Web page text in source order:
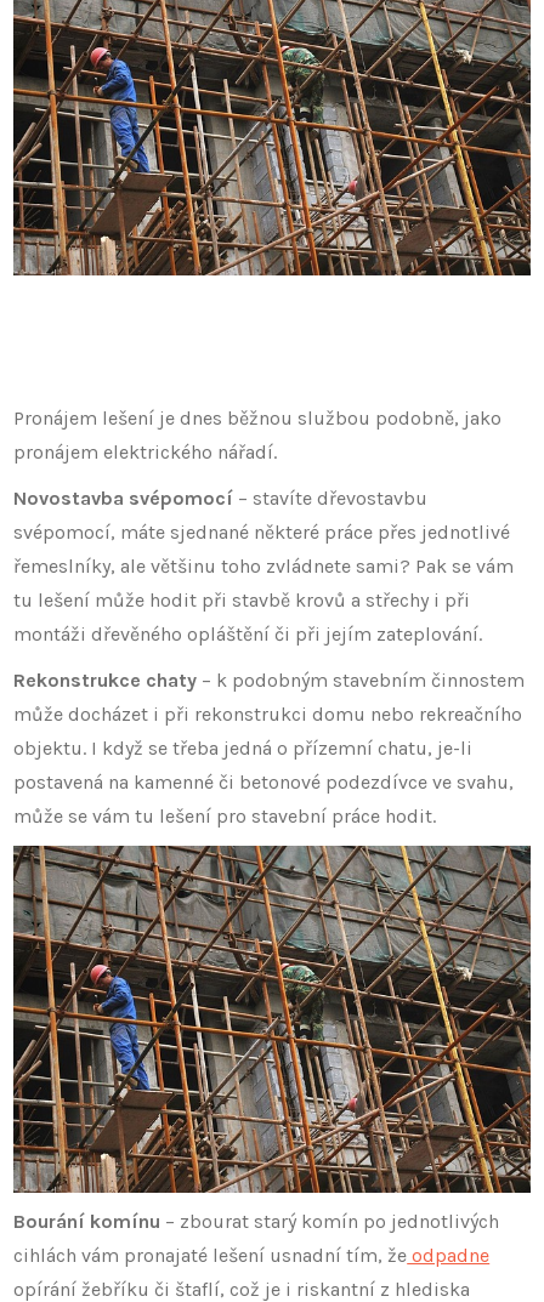
Pronájem lešení je dnes běžnou službou podobně, jako
pronájem elektrického nářadí.
Novostavba svépomocí – stavíte dřevostavbu
svépomocí, máte sjednané některé práce přes jednotlivé
řemeslníky, ale většinu toho zvládnete sami? Pak se vám
tu lešení může hodit při stavbě krovů a střechy i při
montáži dřevěného opláštění či při jejím zateplování.
Rekonstrukce chaty – k podobným stavebním činnostem
může docházet i při rekonstrukci domu nebo rekreačního
objektu. I když se třeba jedná o přízemní chatu, je-li
postavená na kamenné či betonové podezdívce ve svahu,
může se vám tu lešení pro stavební práce hodit.
Bourání komínu – zbourat starý komín po jednotlivých
cihlách vám pronajaté lešení usnadní tím, že odpadne
opírání žebříku či štaflí, což je i riskantní z hlediska